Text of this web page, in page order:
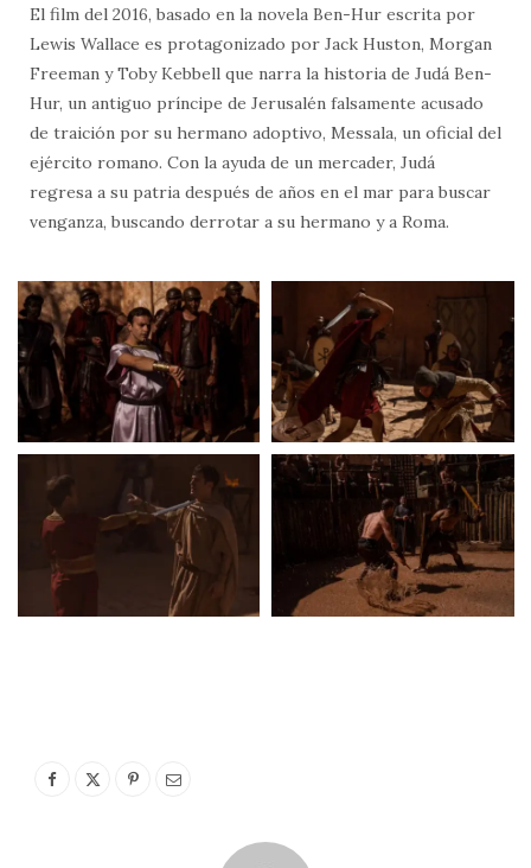
El film del 2016, basado en la novela Ben-Hur escrita por
Lewis Wallace es protagonizado por Jack Huston, Morgan
Freeman y Toby Kebbell que narra la historia de Judá Ben-
Hur, un antiguo príncipe de Jerusalén falsamente acusado
de traición por su hermano adoptivo, Messala, un oficial del
ejército romano. Con la ayuda de un mercader, Judá
regresa a su patria después de años en el mar para buscar
venganza, buscando derrotar a su hermano y a Roma.